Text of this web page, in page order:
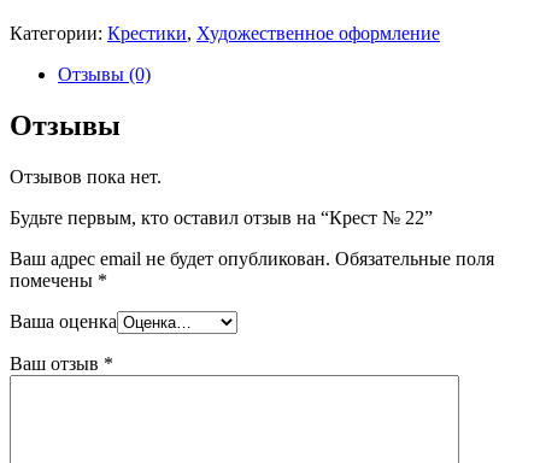
Категории: Крестики, Художественное оформление
Отзывы (0)
Отзывы
Отзывов пока нет.
Будьте первым, кто оставил отзыв на “Крест № 22”
Ваш адрес email не будет опубликован. Обязательные поля
помечены *
Ваша оценка
Ваш отзыв *